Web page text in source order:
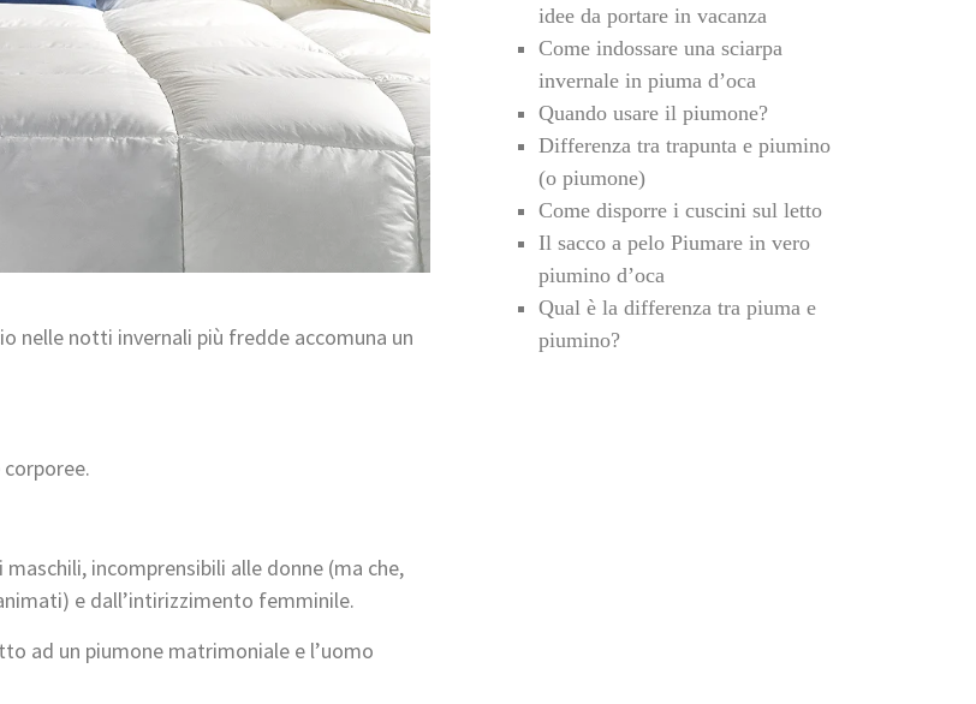
nelle notti invernali più fredde accomuna un
incomprensibili alle donne (ma che,
e dall’intirizzimento femminile.
ad un piumone matrimoniale e l’uomo
idee da portare in vacanza
Come indossare una sciarpa
invernale in piuma d’oca
Quando usare il piumone?
Differenza tra trapunta e piumino
(o piumone)
Come disporre i cuscini sul letto
Il sacco a pelo Piumare in vero
piumino d’oca
Qual è la differenza tra piuma e
piumino?